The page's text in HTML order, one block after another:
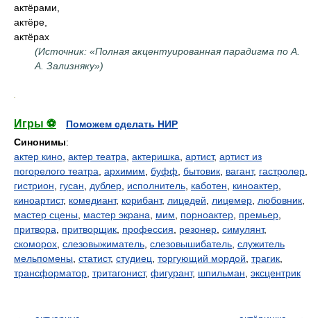
актёрами,
актёре,
актёрах
(Источник: «Полная акцентуированная парадигма по А.
А. Зализняку»)
Игры ⚽
Поможем сделать НИР
Синонимы:
актер кино актер театра актеришка артист, артист из
погорелого театра архимим буфф бытовик вагант, гастролер
гистрион
гусан дублер исполнитель каботен киноактер
киноартист, комедиант, корибант, лицедей лицемер любовник
мастер сцены
мастер экрана мим порноактер премьер
притвора
притворщик профессия резонер симулянт,
скоморох слезовыжиматель слезовышибатель служитель
мельпомены статист, студиец торгующий мордой трагик
трансформатор тритагонист, фигурант, шпильман эксцентрик